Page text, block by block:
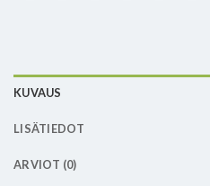
KUVAUS
LISÄTIEDOT
ARVIOT (0)